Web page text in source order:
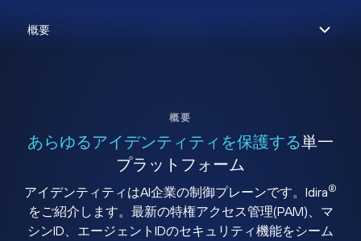
概要
あらゆるアイデンティティを保護する単一
プラットフォーム
アイデンティティはAI企業の制御プレーンです。Idira®
をご紹介します。最新の特権アクセス管理(PAM)、マ
シンID、エージェントIDのセキュリティ機能をシーム